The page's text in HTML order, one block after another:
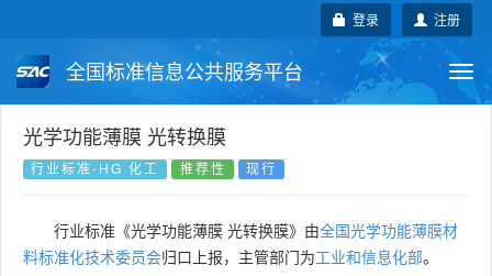
注册
登录
全国标准信息公共服务平台
国家标准 行业标准
国外标准 技术委员会
光学功能薄膜 光转换膜
行业标准-HG 化工 推荐性 现行
行业标准《光学功能薄膜 光转换膜》由全国光学功能薄膜材
料标准化技术委员会归口上报，主管部门为工业和信息化部。